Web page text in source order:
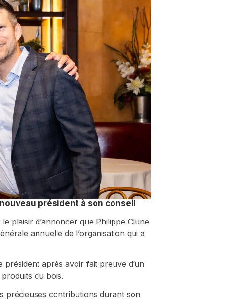
président à son conseil
plaisir d’annoncer que Philippe Clune
annuelle de l’organisation qui a
après avoir fait preuve d’un
du bois.
précieuses contributions durant son